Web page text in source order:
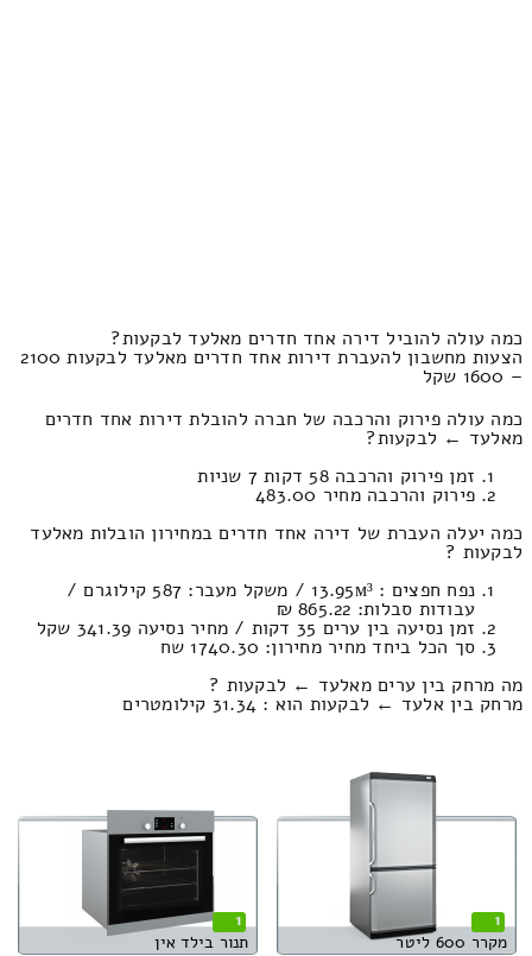
כמה עולה להוביל דירה אחד חדרים מאלעד לבקעות?
הצעות מחשבון להעברת דירות אחד חדרים מאלעד לבקעות 2100
– 1600 שקל
כמה עולה פירוק והרכבה של חברה להובלת דירות אחד חדרים
מאלעד ← לבקעות?
זמן פירוק והרכבה 58 דקות 7 שניות
פירוק והרכבה מחיר 483.00
כמה יעלה העברת של דירה אחד חדרים במחירון הובלות מאלעד
לבקעות ?
נפח חפצים : 13.95м³ / משקל מעבר: 587 קילוגרם /
עבודות סבלות: 865.22 ₪
זמן נסיעה בין ערים 35 דקות / מחיר נסיעה 341.39 שקל
סך הכל ביחד מחיר מחירון: 1740.30 שח
מה מרחק בין ערים מאלעד ← לבקעות ?
מרחק בין אלעד ← לבקעות הוא : 31.34 קילומטרים
1
מקרר 600 ליטר
1
תנור בילד אין